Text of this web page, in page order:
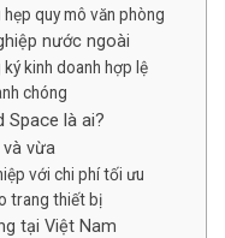
quy mô văn phòng
nước ngoài
kinh doanh hợp lệ
chóng
Space là ai?
vừa
với chi phí tối ưu
trang thiết bị
tại Việt Nam